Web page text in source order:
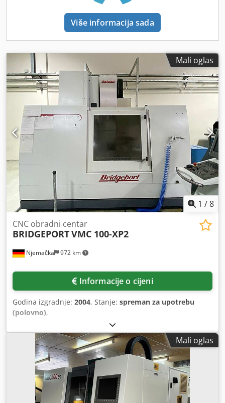
Više informacija sada
Mali oglas
1 /8
Njemačka 972 km
CNC obradni centar
BRIDGEPORTVMC 100-XP2
Informacije o cijeni
Godina izgradnje: 2004, Stanje: spreman za upotrebu
(polovno),
Mali oglas